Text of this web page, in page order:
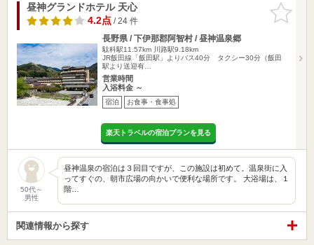
お気に入
りに追加
昼神グランドホテル 天心
4.2点/ 24 件
長野県 / 下伊那郡阿智村 / 昼神温泉郷
駄科駅11.57km
川路駅9.18km
JR飯田線「飯田駅」よりバス40分 タクシー30分（飯田
駅より送迎有…
営業時間
入浴料金 ～
宿泊 お食事・食事処
楽天トラベルの宿泊プランを見る
50代～
男性
昼神温泉の宿泊は３回目ですが、この施設は初めて。温泉街に入
ってすぐの、朝市広場の向かいで便利な場所です。 大浴場は、１
階…
関連情報から探す